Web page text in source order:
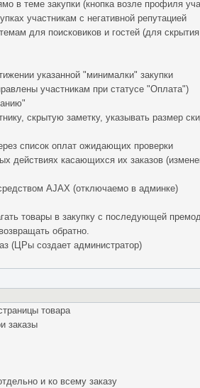
в теме закупки (кнопка возле профиля
участникам с негативной репутацией
для поисковиков и гостей (для
указанной "минималки" закупки
участникам при статусе "Оплата")
скрытую заметку, указывать размер
список оплат ожидающих проверки
действиях касающихся их заказов
AJAX (отключаемо в админке)
товары в закупку с последующей
обратно.
(ЦРы создает администратор)
товара
заказы
и ко всему заказу